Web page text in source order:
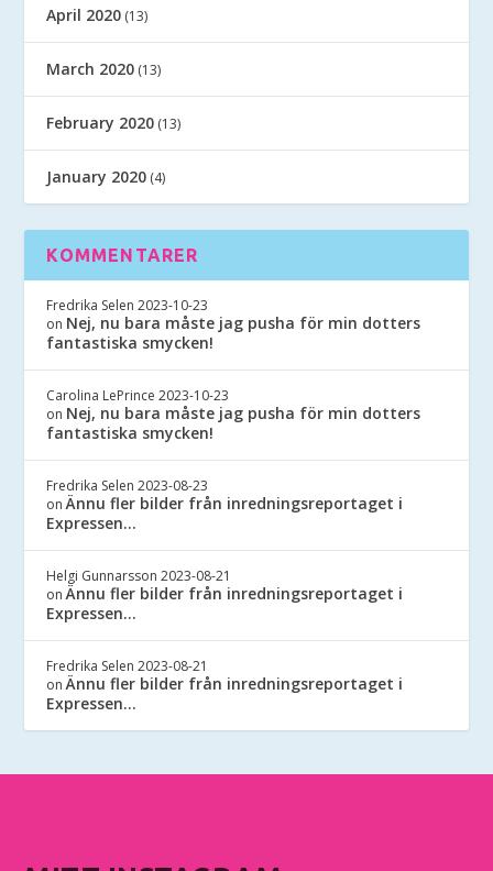
April 2020 (13)
March 2020 (13)
February 2020 (13)
January 2020 (4)
KOMMENTARER
Fredrika Selen 2023-10-23
on Nej, nu bara måste jag pusha för min dotters
fantastiska smycken!
Carolina LePrince 2023-10-23
on Nej, nu bara måste jag pusha för min dotters
fantastiska smycken!
Fredrika Selen 2023-08-23
onÄnnu fler bilder från inredningsreportaget i
Expressen…
Helgi Gunnarsson 2023-08-21
onÄnnu fler bilder från inredningsreportaget i
Expressen…
Fredrika Selen 2023-08-21
onÄnnu fler bilder från inredningsreportaget i
Expressen…